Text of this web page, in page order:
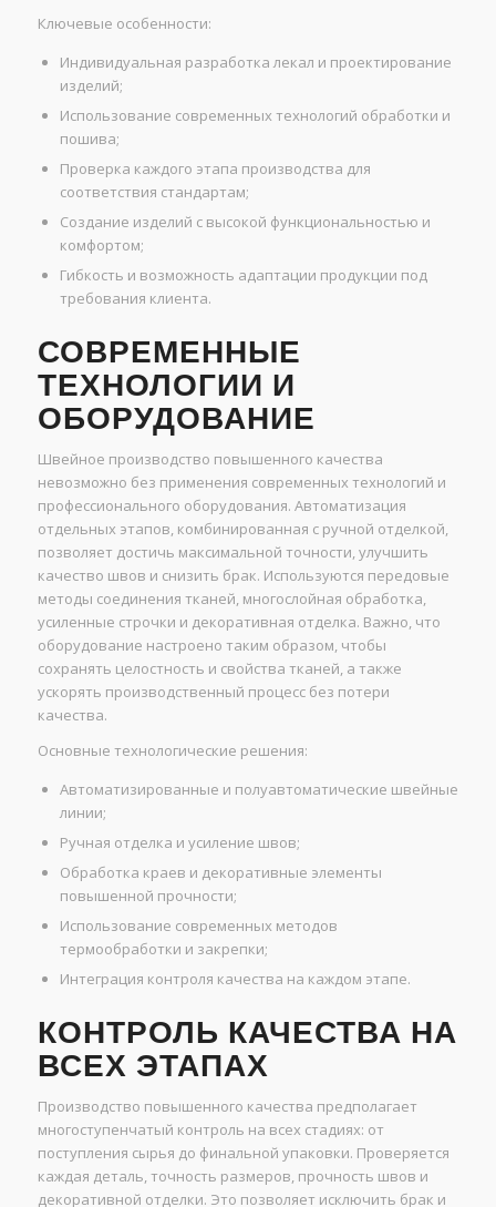
Ключевые особенности:
Индивидуальная разработка лекал и проектирование
изделий;
Использование современных технологий обработки и
пошива;
Проверка каждого этапа производства для
соответствия стандартам;
Создание изделий с высокой функциональностью и
комфортом;
Гибкость и возможность адаптации продукции под
требования клиента.
СОВРЕМЕННЫЕ
ТЕХНОЛОГИИ И
ОБОРУДОВАНИЕ
Швейное производство повышенного качества
невозможно без применения современных технологий и
профессионального оборудования. Автоматизация
отдельных этапов, комбинированная с ручной отделкой,
позволяет достичь максимальной точности, улучшить
качество швов и снизить брак. Используются передовые
методы соединения тканей, многослойная обработка,
усиленные строчки и декоративная отделка. Важно, что
оборудование настроено таким образом, чтобы
сохранять целостность и свойства тканей, а также
ускорять производственный процесс без потери
качества.
Основные технологические решения:
Автоматизированные и полуавтоматические швейные
линии;
Ручная отделка и усиление швов;
Обработка краев и декоративные элементы
повышенной прочности;
Использование современных методов
термообработки и закрепки;
Интеграция контроля качества на каждом этапе.
КОНТРОЛЬ КАЧЕСТВА НА
ВСЕХ ЭТАПАХ
Производство повышенного качества предполагает
многоступенчатый контроль на всех стадиях: от
поступления сырья до финальной упаковки. Проверяется
каждая деталь, точность размеров, прочность швов и
декоративной отделки. Это позволяет исключить брак и